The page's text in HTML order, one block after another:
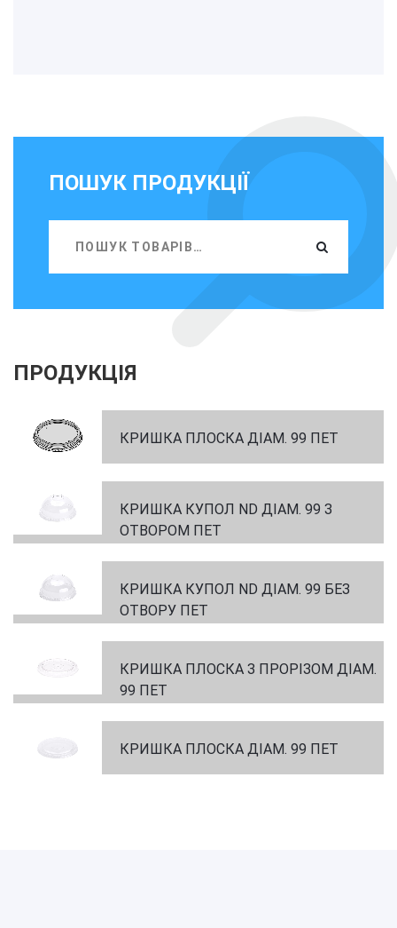
ПОШУК ПРОДУКЦІЇ
ПРОДУКЦІЯ
КРИШКА ПЛОСКА ДІАМ. 99 ПЕТ
КРИШКА КУПОЛ ND ДІАМ. 99 З
ОТВОРОМ ПЕТ
КРИШКА КУПОЛ ND ДІАМ. 99 БЕЗ
ОТВОРУ ПЕТ
КРИШКА ПЛОСКА З ПРОРІЗОМ ДІАМ.
99 ПЕТ
КРИШКА ПЛОСКА ДІАМ. 99 ПЕТ